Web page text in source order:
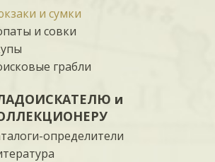
и сумки
и совки
грабли
и
определители